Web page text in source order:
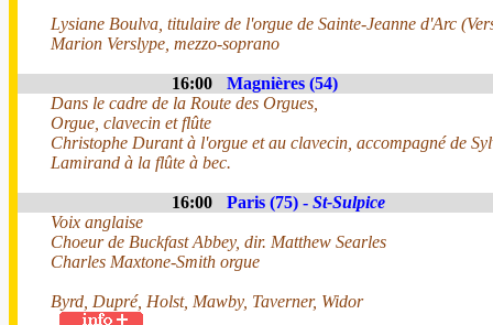
Lysiane Boulva, titulaire de l'orgue de Sainte-Jeanne d'Arc
Marion Verslype, mezzo-soprano
16:00
Magnières (54)
Dans le cadre de la Route des Orgues,
Orgue, clavecin et flûte
Christophe Durant à l'orgue et au clavecin, accompagné de
Lamirand à la flûte à bec.
16:00 Paris (75) - St-Sulpice
Voix anglaise
Choeur de Buckfast Abbey, dir. Matthew Searles
Charles Maxtone-Smith orgue
Byrd, Dupré, Holst, Mawby, Taverner, Widor